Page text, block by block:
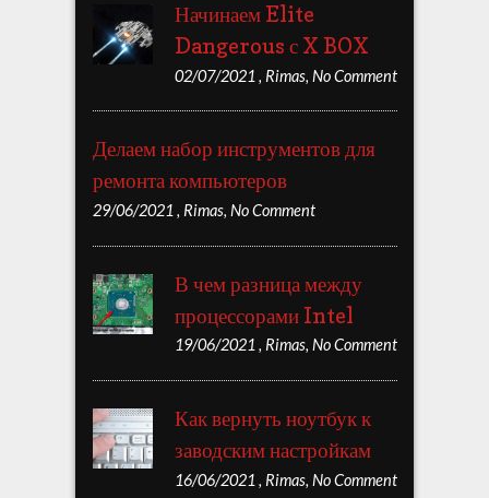
Начинаем Elite
Dangerous с X BOX
02/07/2021 , Rimas, No Comment
Делаем набор инструментов для
ремонта компьютеров
29/06/2021 , Rimas, No Comment
В чем разница между
процессорами Intel
19/06/2021 , Rimas, No Comment
Как вернуть ноутбук к
заводским настройкам
16/06/2021 , Rimas, No Comment